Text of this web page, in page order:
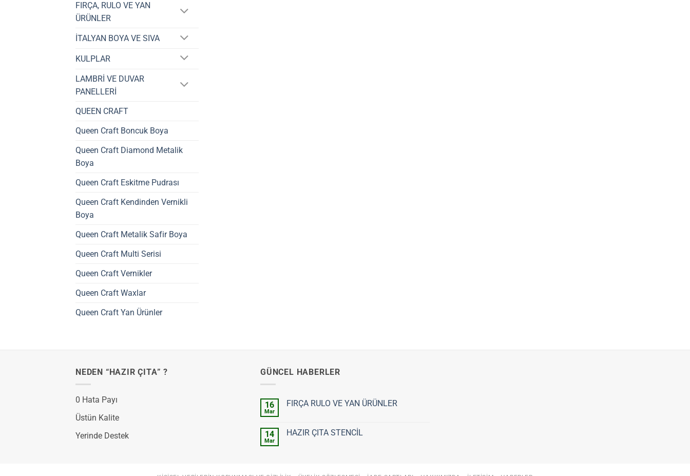
FIRÇA, RULO VE YAN
ÜRÜNLER
İTALYAN BOYA VE SIVA
KULPLAR
LAMBRİ VE DUVAR
PANELLERİ
QUEEN CRAFT
Queen Craft Boncuk Boya
Queen Craft Diamond Metalik
Boya
Queen Craft Eskitme Pudrası
Queen Craft Kendinden Vernikli
Boya
Queen Craft Metalik Safir Boya
Queen Craft Multi Serisi
Queen Craft Vernikler
Queen Craft Waxlar
Queen Craft Yan Ürünler
NEDEN “HAZIR ÇITA” ?
0 Hata Payı
Üstün Kalite
Yerinde Destek
GÜNCEL HABERLER
16
Mar
FIRÇA RULO VE YAN ÜRÜNLER
RULO
14
Mar
HAZIR ÇITA STENCİL